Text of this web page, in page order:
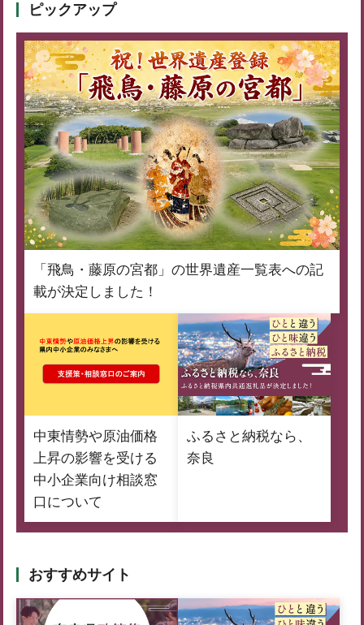
ピックアップ
「飛鳥・藤原の宮都」の世界遺産一覧表への記
載が決定しました！
中東情勢や原油価格
上昇の影響を受ける
中小企業向け相談窓
口について
ふるさと納税なら、
奈良
おすすめサイト